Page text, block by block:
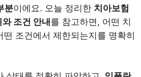
분이에요. 오늘 정리한 치아보험
조건 안내를 참고하면, 어떤 치
떤 조건에서 제한되는지를 명확히